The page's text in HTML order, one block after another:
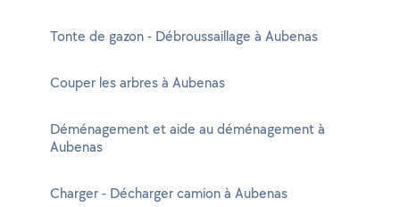
Tonte de gazon - Débroussaillage à Aubenas
Couper les arbres à Aubenas
Déménagement et aide au déménagement à
Aubenas
Charger - Décharger camion à Aubenas